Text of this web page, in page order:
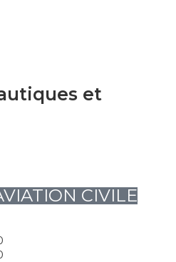
et
CIVILE